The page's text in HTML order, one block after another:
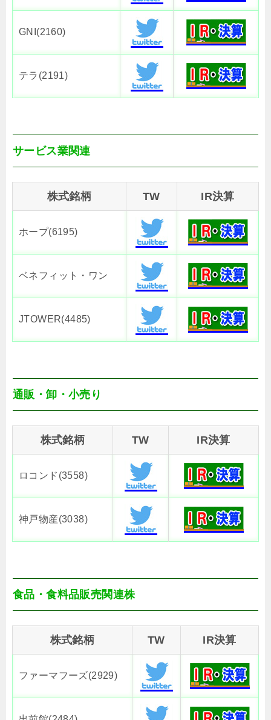
GNI(2160)
テラ(2191)
サービス業関連
株式銘柄 TW IR決算
ホープ(6195)
ベネフィット・ワン
JTOWER(4485)
通販・卸・小売り
株式銘柄 TW IR決算
ロコンド(3558)
神戸物産(3038)
食品・食料品販売関連株
株式銘柄 TW IR決算
ファーマフーズ(2929)